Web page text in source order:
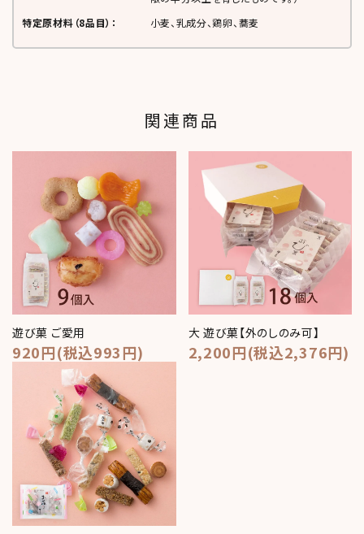
特定原材料（8品目）：
小麦、乳成分、鶏卵、蕎麦
関連商品
遊び菓 ご愛用
920円(税込993円)
大 遊び菓【外のしのみ可】
2,200円(税込2,376円)